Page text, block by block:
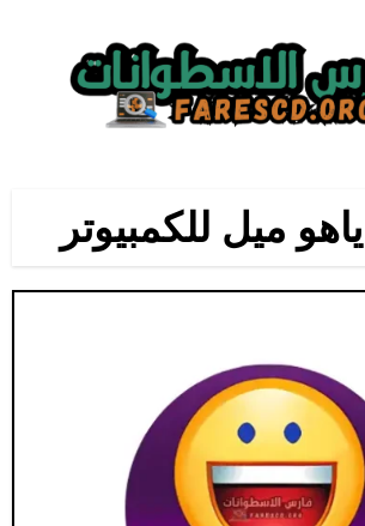
ميل للكمبيوتر